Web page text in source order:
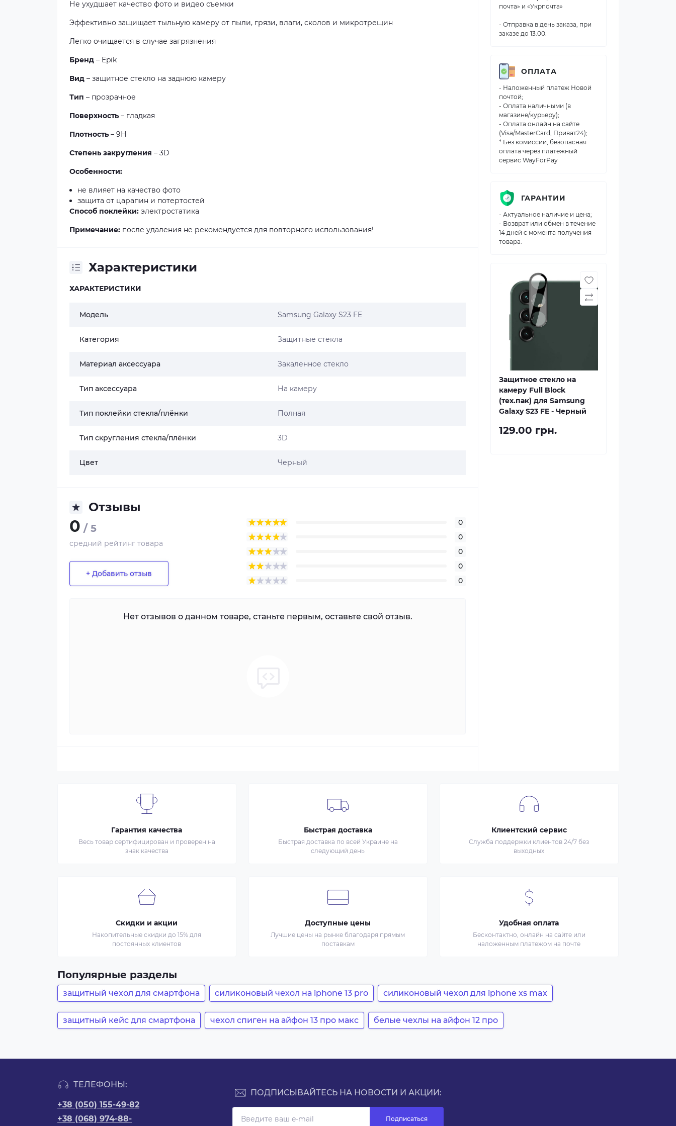
Не ухудшает качество фото и видео съемки
Эффективно защищает тыльную камеру от пыли, грязи, влаги, сколов и микротрещин
Легко очищается в случае загрязнения
Бренд – Epik
Вид – защитное стекло на заднюю камеру
Тип – прозрачное
Поверхность – гладкая
Плотность – 9Н
Степень закругления – 3D
Особенности:
не влияет на качество фото
защита от царапин и потертостей
Способ поклейки: электростатика
Примечание: после удаления не рекомендуется для повторного использования!
Характеристики
ХАРАКТЕРИСТИКИ
Модель Samsung Galaxy S23 FE
Категория Защитные стекла
Материал аксессуара Закаленное стекло
Тип аксессуара На камеру
Тип поклейки стекла/плёнки Полная
Тип скругления стекла/плёнки 3D
Цвет Черный
Отзывы
0 / 5
средний рейтинг товара
+ Добавить отзыв
0
0
0
0
0
Нет отзывов о данном товаре, станьте первым, оставьте свой отзыв.
почта» и «Укрпочта»
- Отправка в день заказа, при
заказе до 13.00.
ОПЛАТА
- Наложенный платеж Новой
почтой;
- Оплата наличными (в
магазине/курьеру);
- Оплата онлайн на сайте
(Visa/MasterCard, Приват24);
* Без комиссии, безопасная
оплата через платежный
сервис WayForPay
ГАРАНТИИ
- Актуальное наличие и цена;
- Возврат или обмен в течение
14 дней с момента получения
товара.
Защитное стекло на
камеру Full Block
(тех.пак) для Samsung
Galaxy S23 FE - Черный
129.00 грн.
Гарантия качества
Весь товар сертифицирован и проверен на
знак качества
Быстрая доставка
Быстрая доставка по всей Украине на
следующий день
Клиентский сервис
Служба поддержки клиентов 24/7 без
выходных
Скидки и акции
Накопительные скидки до 15% для
постоянных клиентов
Доступные цены
Лучшие цены на рынке благодаря прямым
поставкам
Удобная оплата
Бесконтактно, онлайн на сайте или
наложенным платежом на почте
Популярные разделы
защитный чехол для смартфона силиконовый чехол на iphone 13 pro силиконовый чехол для iphone xs max
защитный кейс для смартфона чехол спиген на айфон 13 про макс белые чехлы на айфон 12 про
ТЕЛЕФОНЫ:
+38 (050) 155-49-82
+38 (068) 974-88-
ПОДПИСЫВАЙТЕСЬ НА НОВОСТИ И АКЦИИ:
Подписаться